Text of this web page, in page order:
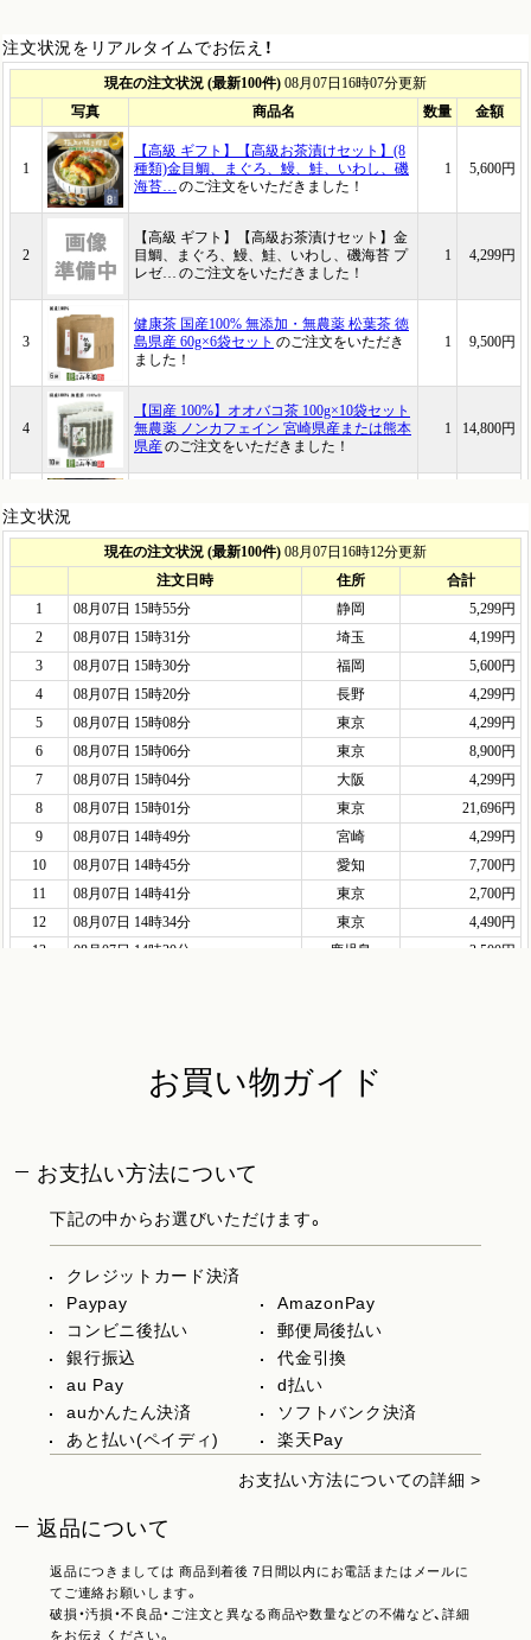
注文状況をリアルタイムでお伝え！
注文状況
お買い物ガイド
お支払い方法について
下記の中からお選びいただけます。
クレジットカード決済
Paypay
AmazonPay
コンビニ後払い
郵便局後払い
銀行振込
代金引換
au Pay
d払い
auかんたん決済
ソフトバンク決済
あと払い(ペイディ)
楽天Pay
お支払い方法についての詳細 >
返品について
返品につきましては 商品到着後 7日間以内にお電話またはメールに
てご連絡お願いします。
破損・汚損・不良品・ご注文と異なる商品や数量などの不備など、詳細
をお伝えください。